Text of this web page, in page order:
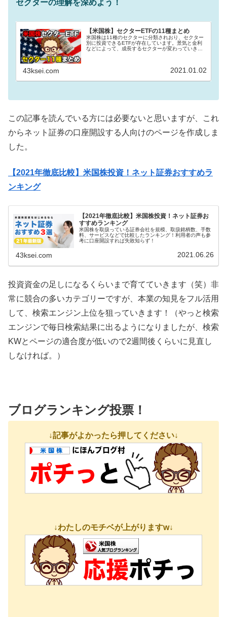
セクターの理解を深めよう！
【米国株】セクターETFの11種まとめ
米国株は11種のセクターに分類されおり、セクター
別に投資できるETFが存在しています。景気と金利
などによって、成長するセクターが変わっていきま
43ksei.com 2021.01.02
この記事を読んでいる方には必要ないと思いますが、これ
からネット証券の口座開設する人向けのページを作成しま
した。
【2021年徹底比較】米国株投資！ネット証券おすすめラ
ンキング
【2021年徹底比較】米国株投資！ネット証券お
すすめランキング
米国株を取扱っている証券会社を規模、取扱銘柄数、手数
料、サービスなどで比較したランキング！利用者の声も参
考に口座開設すれば失敗知らず！
43ksei.com 2021.06.26
投資資金の足しになるくらいまで育てていきます（笑）非
常に競合の多いカテゴリーですが、本業の知見をフル活用
して、検索エンジン上位を狙っていきます！（やっと検索
エンジンで毎日検索結果に出るようになりましたが、検索
KWとページの適合度が低いので2週間後くらいに見直し
しなければ。）
ブログランキング投票！
↓記事がよかったら押してください↓
↓わたしのモチベが上がりますw↓